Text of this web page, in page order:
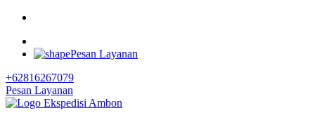
Pesan Layanan
+62816267079
Pesan Layanan